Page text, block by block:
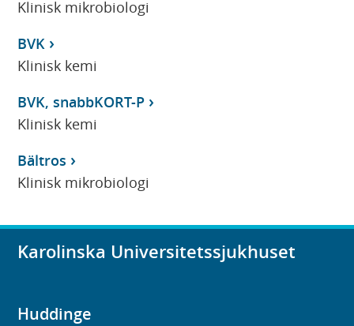
Klinisk mikrobiologi
BVK
Klinisk kemi
BVK, snabbKORT-P
Klinisk kemi
Bältros
Klinisk mikrobiologi
Karolinska Universitetssjukhuset
Huddinge